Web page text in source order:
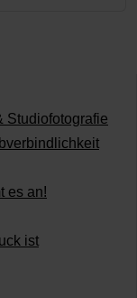
Studiofotografie
es an!
ist